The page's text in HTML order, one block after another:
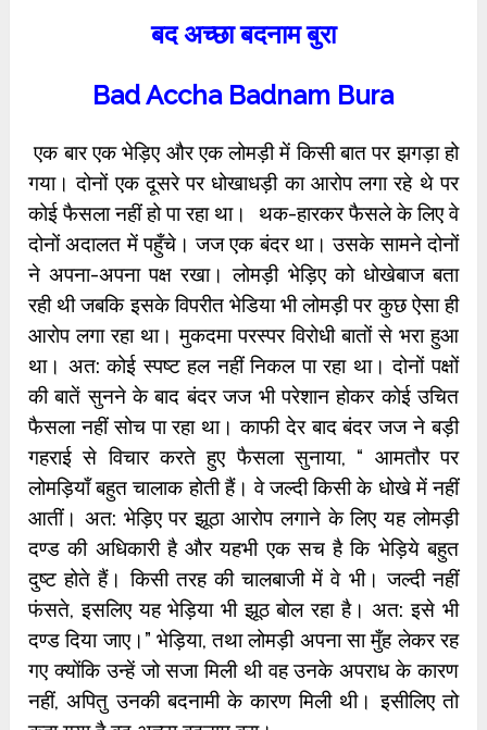
बद अच्छा बदनाम बुरा
Bad Accha Badnam Bura
एक बार एक भेड़िए और एक लोमड़ी में किसी बात पर झगड़ा हो
गया। दोनों एक दूसरे पर धोखाधड़ी का आरोप लगा रहे थे पर
कोई फैसला नहीं हो पा रहा था। थक-हारकर फैसले के लिए वे
दोनों अदालत में पहुँचे। जज एक बंदर था। उसके सामने दोनों
ने अपना-अपना पक्ष रखा। लोमड़ी भेड़िए को धोखेबाज बता
रही थी जबकि इसके विपरीत भेडिया भी लोमड़ी पर कुछ ऐसा ही
आरोप लगा रहा था। मुकदमा परस्पर विरोधी बातों से भरा हुआ
था। अत: कोई स्पष्ट हल नहीं निकल पा रहा था। दोनों पक्षों
की बातें सुनने के बाद बंदर जज भी परेशान होकर कोई उचित
फैसला नहीं सोच पा रहा था। काफी देर बाद बंदर जज ने बड़ी
गहराई से विचार करते हुए फैसला सुनाया, “ आमतौर पर
लोमड़ियाँ बहुत चालाक होती हैं। वे जल्दी किसी के धोखे में नहीं
आतीं। अत: भेड़िए पर झूठा आरोप लगाने के लिए यह लोमड़ी
दण्ड की अधिकारी है और यहभी एक सच है कि भेड़िये बहुत
दुष्ट होते हैं। किसी तरह की चालबाजी में वे भी। जल्दी नहीं
फंसते, इसलिए यह भेड़िया भी झूठ बोल रहा है। अत: इसे भी
दण्ड दिया जाए।” भेड़िया, तथा लोमड़ी अपना सा मुँह लेकर रह
गए क्योंकि उन्हें जो सजा मिली थी वह उनके अपराध के कारण
नहीं, अपितु उनकी बदनामी के कारण मिली थी। इसीलिए तो